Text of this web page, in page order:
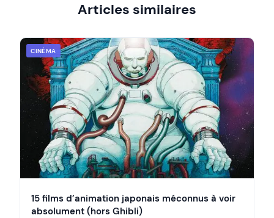
Articles similaires
CINÉMA
15 films d’animation japonais méconnus à voir
absolument (hors Ghibli)